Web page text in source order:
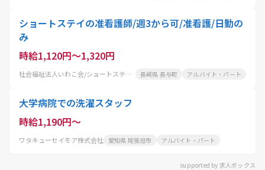
ショートステイの准看護師/週3から可/准看護/日勤の
み
時給1,120円～1,320円
社会福祉法人いわこ会/ショートステイ さくらの里 長崎県 長与町 アルバイト・パート
大学病院での洗濯スタッフ
時給1,190円～
ワタキューセイモア株式会社 愛知県 尾張旭市 アルバイト・パート
supported by 求人ボックス